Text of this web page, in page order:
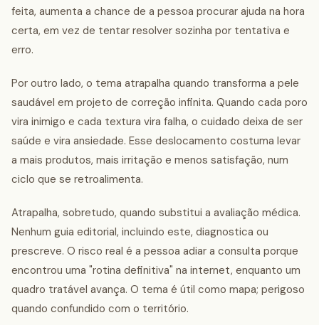
feita, aumenta a chance de a pessoa procurar ajuda na hora
certa, em vez de tentar resolver sozinha por tentativa e
erro.
Por outro lado, o tema atrapalha quando transforma a pele
saudável em projeto de correção infinita. Quando cada poro
vira inimigo e cada textura vira falha, o cuidado deixa de ser
saúde e vira ansiedade. Esse deslocamento costuma levar
a mais produtos, mais irritação e menos satisfação, num
ciclo que se retroalimenta.
Atrapalha, sobretudo, quando substitui a avaliação médica.
Nenhum guia editorial, incluindo este, diagnostica ou
prescreve. O risco real é a pessoa adiar a consulta porque
encontrou uma "rotina definitiva" na internet, enquanto um
quadro tratável avança. O tema é útil como mapa; perigoso
quando confundido com o território.